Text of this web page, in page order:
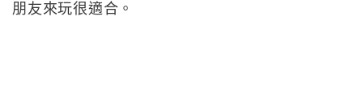
朋友來玩很適合。